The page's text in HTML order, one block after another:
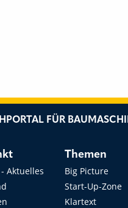
FÜR
Aktuelles
Themen
Big Picture
Start-Up-Zone
Klartext